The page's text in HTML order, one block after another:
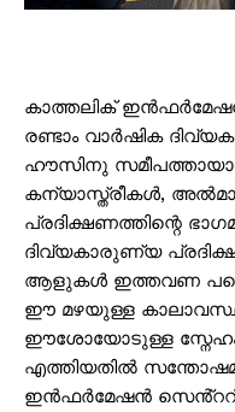
കാത്തലിക്
രണ്ടാം വാർഷിക
ഹൗസിനു
കന്യാസ്ത്രീകൾ,
പ്രദിക്ഷണത്തിന്റെ
ദിവ്യകാരുണ്യ
ആളുകള്‍ ഇത്തവണ
ഈ മഴയുള്ള
ഈശോയോടുള്ള സ്നേഹം
എത്തിയതില്‍
ഇൻഫർമേഷൻ